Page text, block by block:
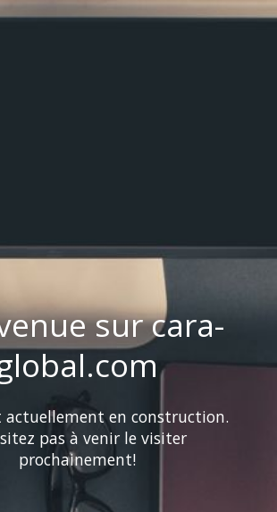
sur cara-
actuellement en construction.
pas à venir le visiter
prochainement!